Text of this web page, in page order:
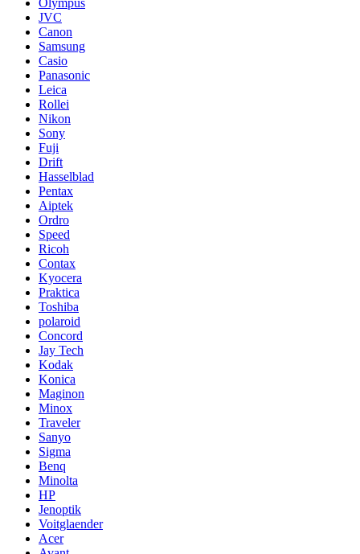
Olympus
JVC
Canon
Samsung
Casio
Panasonic
Leica
Rollei
Nikon
Sony
Fuji
Drift
Hasselblad
Pentax
Aiptek
Ordro
Speed
Ricoh
Contax
Kyocera
Praktica
Toshiba
polaroid
Concord
Jay Tech
Kodak
Konica
Maginon
Minox
Traveler
Sanyo
Sigma
Benq
Minolta
HP
Jenoptik
Voitglaender
Acer